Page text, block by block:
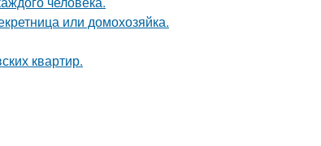
или домохозяйка.
квартир.